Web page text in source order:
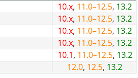
10.x, 11.0–12.5, 13.2
10.x, 11.0–12.5, 13.2
10.x, 11.0–12.5, 13.2
10.x, 11.0–12.5, 13.2
10.1, 11.0–12.5, 13.2
12.0, 12.5, 13.2